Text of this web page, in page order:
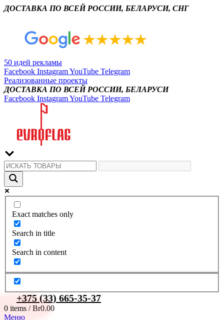
ДОСТАВКА ПО ВСЕЙ РОССИИ, БЕЛАРУСИ, СНГ
50 идей рекламы
Facebook InstagramYouTube Telegram
Реализованные проекты
ДОСТАВКА ПО ВСЕЙ РОССИИ, БЕЛАРУСИ
Facebook InstagramYouTube Telegram
Exact matches only
Search in title
Search in content
+375 (33) 665-35-37
0 items / Br0.00
Меню